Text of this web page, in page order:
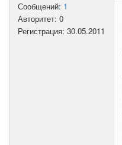
Сообщений: 1
Авторитет: 0
Регистрация: 30.05.2011